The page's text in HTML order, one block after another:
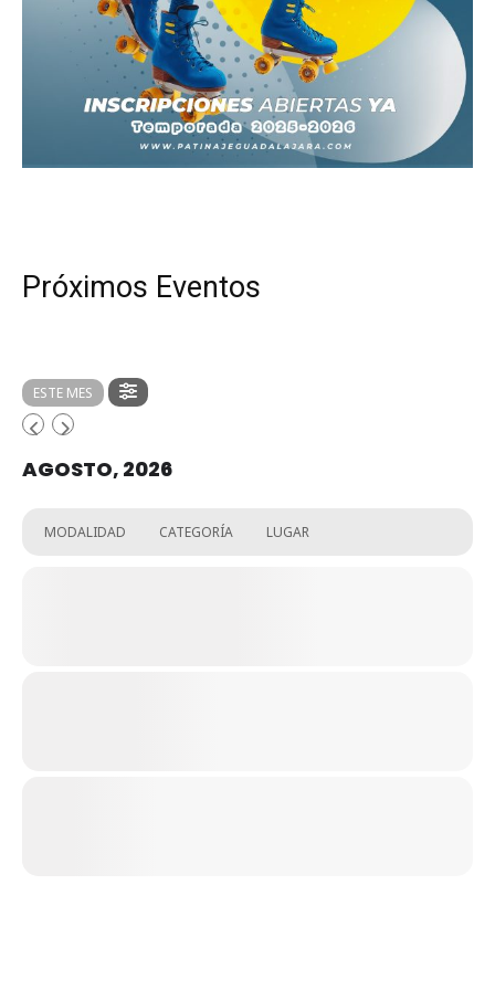
Próximos Eventos
ESTE MES
AGOSTO, 2026
MODALIDAD CATEGORÍA LUGAR